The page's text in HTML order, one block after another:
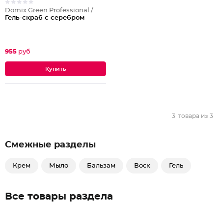
Domix Green Professional /
Гель-скраб с серебром
955 руб
3 товара из 3
Смежные разделы
Крем Мыло Бальзам Воск Гель
Все товары раздела